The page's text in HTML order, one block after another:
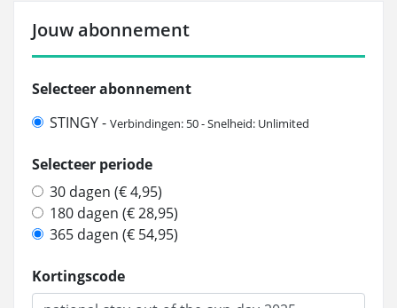
Jouw abonnement
Selecteer abonnement
STINGY - Verbindingen: 50 - Snelheid: Unlimited
Selecteer periode
30 dagen (€ 4,95)
180 dagen (€ 28,95)
365 dagen (€ 54,95)
Kortingscode